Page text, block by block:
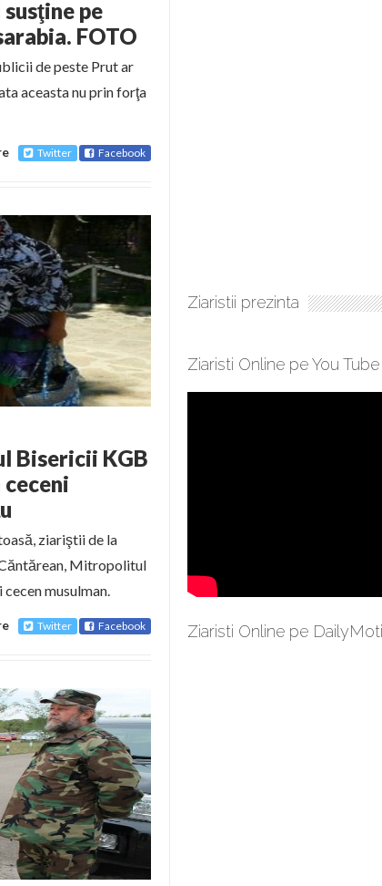
pe
FOTO
de peste Prut ar
aceasta nu prin forţa
Twitter Facebook
Bisericii KGB
ziariştii de la
Mitropolitul
musulman.
Twitter Facebook
Ziaristii prezinta
Ziaristi Online pe You Tube
Ziaristi Online pe